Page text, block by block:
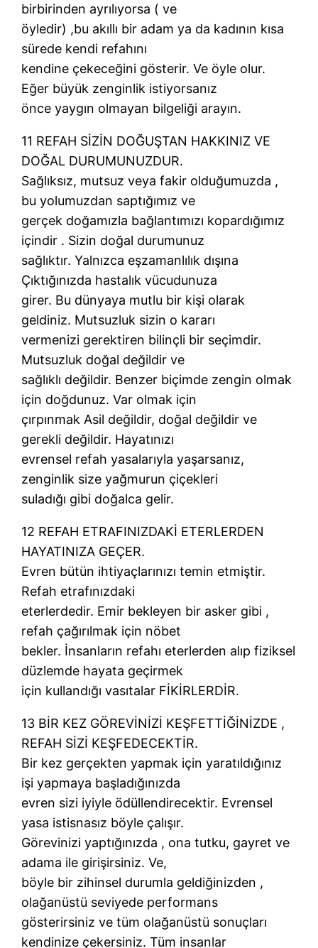
birbirinden ayrılıyorsa ( ve
öyledir) ,bu akıllı bir adam ya da kadının kısa
sürede kendi refahını
kendine çekeceğini gösterir. Ve öyle olur.
Eğer büyük zenginlik istiyorsanız
önce yaygın olmayan bilgeliği arayın.
11 REFAH SİZİN DOĞUŞTAN HAKKINIZ VE
DOĞAL DURUMUNUZDUR.
Sağlıksız, mutsuz veya fakir olduğumuzda ,
bu yolumuzdan saptığımız ve
gerçek doğamızla bağlantımızı kopardığımız
içindir . Sizin doğal durumunuz
sağlıktır. Yalnızca eşzamanlılık dışına
Çıktığınızda hastalık vücudunuza
girer. Bu dünyaya mutlu bir kişi olarak
geldiniz. Mutsuzluk sizin o kararı
vermenizi gerektiren bilinçli bir seçimdir.
Mutsuzluk doğal değildir ve
sağlıklı değildir. Benzer biçimde zengin olmak
için doğdunuz. Var olmak için
çırpınmak Asil değildir, doğal değildir ve
gerekli değildir. Hayatınızı
evrensel refah yasalarıyla yaşarsanız,
zenginlik size yağmurun çiçekleri
suladığı gibi doğalca gelir.
12 REFAH ETRAFINIZDAKİ ETERLERDEN
HAYATINIZA GEÇER.
Evren bütün ihtiyaçlarınızı temin etmiştir.
Refah etrafınızdaki
eterlerdedir. Emir bekleyen bir asker gibi ,
refah çağırılmak için nöbet
bekler. İnsanların refahı eterlerden alıp fiziksel
düzlemde hayata geçirmek
için kullandığı vasıtalar FİKİRLERDİR.
13 BİR KEZ GÖREVİNİZİ KEŞFETTİĞİNİZDE ,
REFAH SİZİ KEŞFEDECEKTİR.
Bir kez gerçekten yapmak için yaratıldığınız
işi yapmaya başladığınızda
evren sizi iyiyle ödüllendirecektir. Evrensel
yasa istisnasız böyle çalışır.
Görevinizi yaptığınızda , ona tutku, gayret ve
adama ile girişirsiniz. Ve,
böyle bir zihinsel durumla geldiğinizden ,
olağanüstü seviyede performans
gösterirsiniz ve tüm olağanüstü sonuçları
kendinize çekersiniz. Tüm insanlar